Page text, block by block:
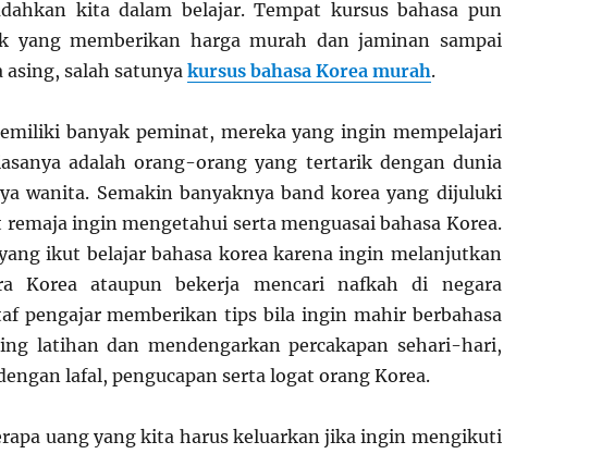
kita dalam belajar. Tempat kursus bahasa pun
yang memberikan harga murah dan jaminan sampai
salah satunya kursus bahasa Korea murah.
banyak peminat, mereka yang ingin mempelajari
adalah orang-orang yang tertarik dengan dunia
wanita. Semakin banyaknya band korea yang dijuluki
ingin mengetahui serta menguasai bahasa Korea.
ikut belajar bahasa korea karena ingin melanjutkan
Korea ataupun bekerja mencari nafkah di negara
pengajar memberikan tips bila ingin mahir berbahasa
latihan dan mendengarkan percakapan sehari-hari,
lafal, pengucapan serta logat orang Korea.
uang yang kita harus keluarkan jika ingin mengikuti